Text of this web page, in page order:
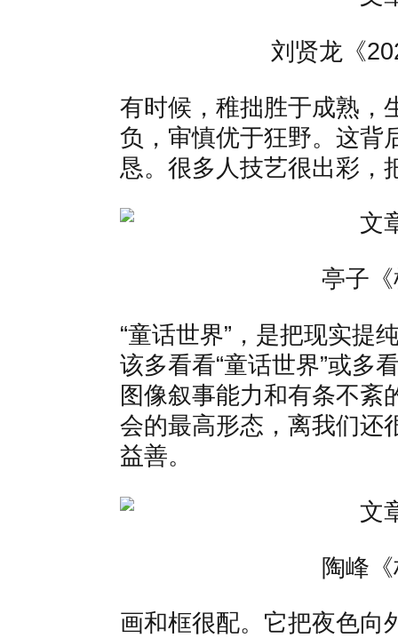
刘贤龙《
有时候，稚拙胜于成熟，
负，审慎优于狂野。这背
恳。很多人技艺很出彩，
亭子
“童话世界”，是把现实提
该多看看“童话世界”或多
图像叙事能力和有条不紊
会的最高形态，离我们还
益善。
陶峰
画和框很配。它把夜色向